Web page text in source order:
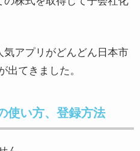
気アプリがどんどん日本市
出てきました。
使い方、登録方法